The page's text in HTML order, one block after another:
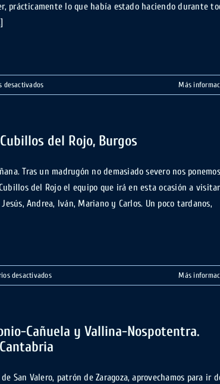
prácticamente lo que había estado haciendo durante
desactivadosen
Tonio
Coventosa.
buenita,
Cantabria
Más
del Rojo, Burgos
Tras un madrugón no demasiado severo nos ponemos
del Rojo el equipo que irá en esta ocasión a visitar
Jesús, Andrea, Iván, Mariano y Carlos. Un poco tardanos,
desactivadosen
Covanegra.
Rojo,
Más
Cañuela y Vallina-Nospotentra.
San Valero, patrón de Zaragoza, aprovechamos para ir